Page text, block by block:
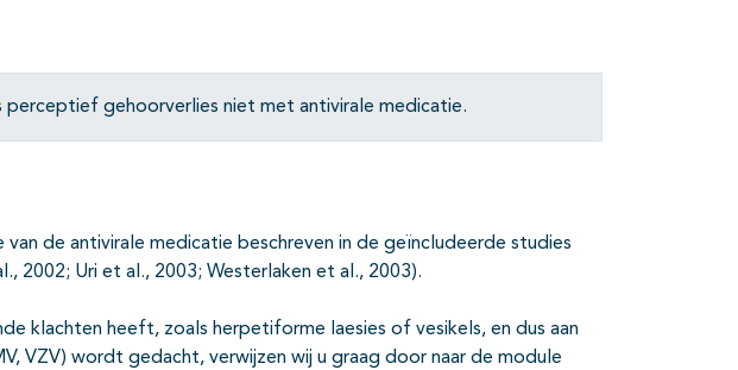
gehoorverlies niet met antivirale medicatie.
de antivirale medicatie beschreven in de geïncludeerde studies
2002; Uri et al., 2003; Westerlaken et al., 2003).
klachten heeft, zoals herpetiforme laesies of vesikels, en dus aan
VZV) wordt gedacht, verwijzen wij u graag door naar de module